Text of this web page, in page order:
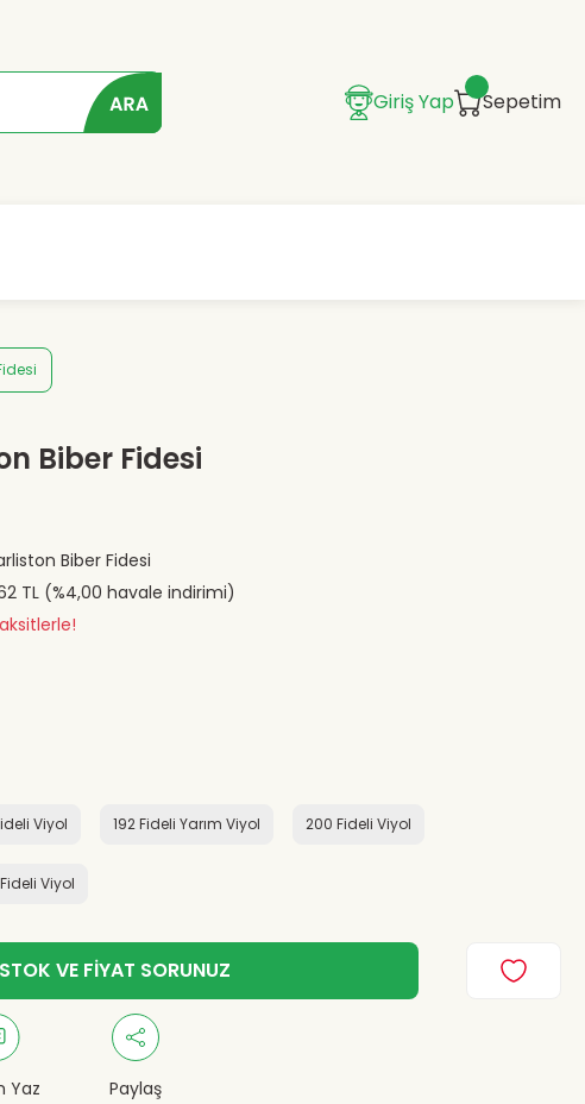
Giriş Yap Sepetim
Biber Fidesi
Biber Fidesi
TL (%4,00 havale indirimi)
Viyol 192 Fideli Yarım Viyol 200 Fideli Viyol
Viyol
STOK VE FİYAT SORUNUZ
Yaz Paylaş